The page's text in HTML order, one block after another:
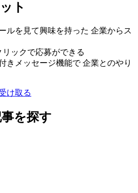
ト
ルを見て興味を持った 企業からス
ックで応募ができる
きメッセージ機能で 企業とのやり
け取る
を探す